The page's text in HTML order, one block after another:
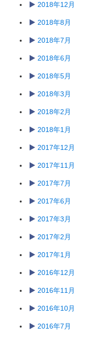
2018年12月
2018年8月
2018年7月
2018年6月
2018年5月
2018年3月
2018年2月
2018年1月
2017年12月
2017年11月
2017年7月
2017年6月
2017年3月
2017年2月
2017年1月
2016年12月
2016年11月
2016年10月
2016年7月